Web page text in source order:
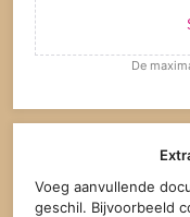
De
Voeg aanvullende
geschil. Bijvoorbeeld